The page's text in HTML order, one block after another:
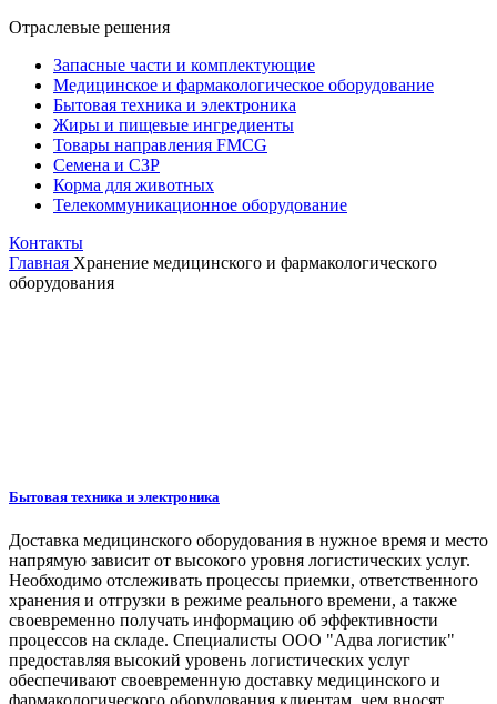
Отраслевые решения
Запасные части и комплектующие
Медицинское и фармакологическое оборудование
Бытовая техника и электроника
Жиры и пищевые ингредиенты
Товары направления FMCG
Семена и СЗР
Корма для животных
Телекоммуникационное оборудование
Контакты
Главная Хранение медицинского и фармакологического
оборудования
Бытовая техника и электроника
Доставка медицинского оборудования в нужное время и место
напрямую зависит от высокого уровня логистических услуг.
Необходимо отслеживать процессы приемки, ответственного
хранения и отгрузки в режиме реального времени, а также
своевременно получать информацию об эффективности
процессов на складе. Специалисты ООО "Адва логистик"
предоставляя высокий уровень логистических услуг
обеспечивают своевременную доставку медицинского и